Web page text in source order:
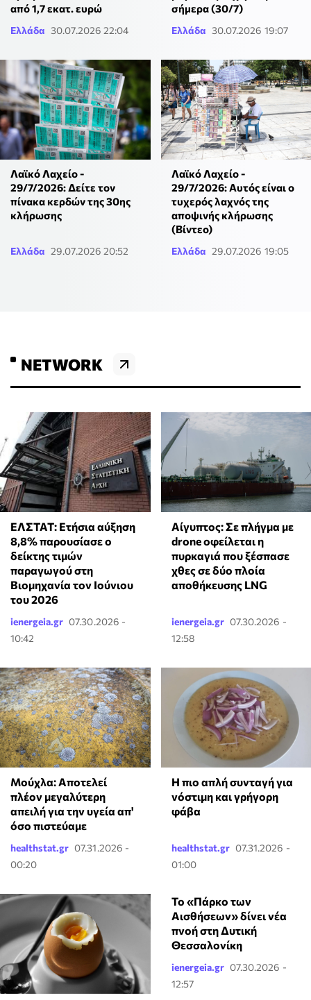
από 1,7 εκατ. ευρώ
Ελλάδα 30.07.2026 22:04
σήμερα (30/7)
Ελλάδα 30.07.2026 19:07
Λαϊκό Λαχείο -
29/7/2026: Δείτε τον
πίνακα κερδών της 30ης
κλήρωσης
Ελλάδα 29.07.2026 20:52
Λαϊκό Λαχείο -
29/7/2026: Αυτός είναι ο
τυχερός λαχνός της
αποψινής κλήρωσης
(Βίντεο)
Ελλάδα 29.07.2026 19:05
NETWORK
ΕΛΣΤΑΤ: Ετήσια αύξηση
8,8% παρουσίασε ο
δείκτης τιμών
παραγωγού στη
Βιομηχανία τον Ιούνιου
του 2026
ienergeia.gr 07.30.2026 -
10:42
Αίγυπτος: Σε πλήγμα με
drone οφείλεται η
πυρκαγιά που ξέσπασε
χθες σε δύο πλοία
αποθήκευσης LNG
ienergeia.gr 07.30.2026 -
12:58
Μούχλα: Αποτελεί
πλέον μεγαλύτερη
απειλή για την υγεία απ'
όσο πιστεύαμε
healthstat.gr 07.31.2026 -
00:20
Η πιο απλή συνταγή για
νόστιμη και γρήγορη
φάβα
healthstat.gr 07.31.2026 -
01:00
Το «Πάρκο των
Αισθήσεων» δίνει νέα
πνοή στη Δυτική
Θεσσαλονίκη
ienergeia.gr 07.30.2026 -
12:57